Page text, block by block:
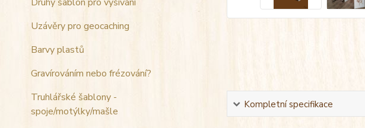
Uzávěry pro geocaching
Barvy plastů
Gravírováním nebo frézování?
Truhlářské šablony -
spoje/motýlky/mašle
Kompletní specifikace